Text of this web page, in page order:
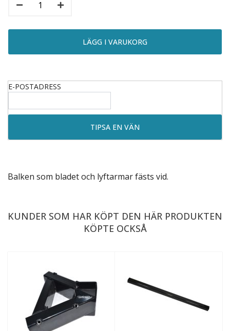
E-POSTADRESS
Balken som bladet och lyftarmar fästs vid.
KUNDER SOM HAR KÖPT DEN HÄR PRODUKTEN
KÖPTE OCKSÅ